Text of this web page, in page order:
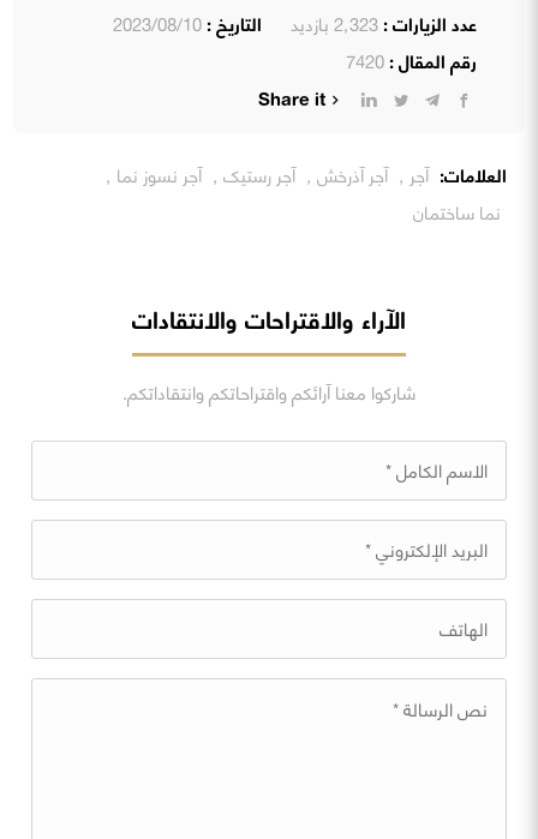
عدد الزيارات :2٬323 بازدید التاريخ :2023/08/10
رقم المقال :7420
Share it
العلامات: آجر, آجر آذرخش, آجر رستیک, آجر نسوز نما ,
نما ساختمان
الآراء والاقتراحات والانتقادات
شاركوا معنا آرائكم واقتراحاتكم وانتقاداتكم.